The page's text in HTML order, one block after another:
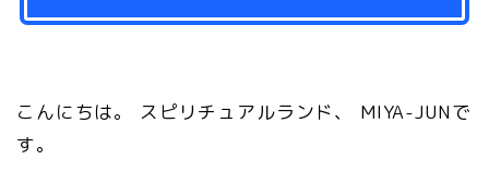
こんにちは。 スピリチュアルランド、 MIYA-JUNで
す。